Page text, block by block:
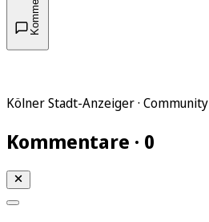
Kölner Stadt-Anzeiger · Community
Kommentare · 0